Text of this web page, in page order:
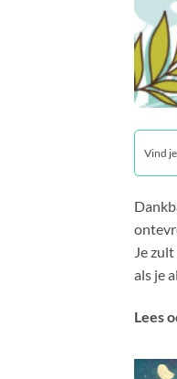
Vind
Je
als je
Lees